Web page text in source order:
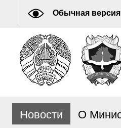
Обычная версия
Новости О